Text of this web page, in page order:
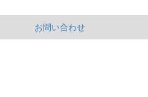
お問い合わせ